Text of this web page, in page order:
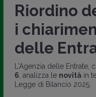
Riordino
i
delle
L'Agenzia delle Entrate,
6 , analizza le novitàin
Legge di Bilancio 2025.